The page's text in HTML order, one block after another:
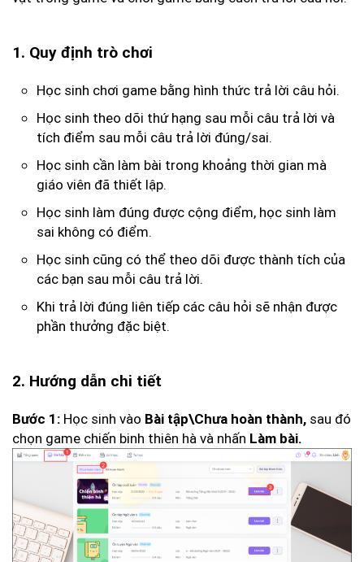
1. Quy định trò chơi
Học sinh chơi game bằng hình thức trả lời câu hỏi.
Học sinh theo dõi thứ hạng sau mỗi câu trả lời và
tích điểm sau mỗi câu trả lời đúng/sai.
Học sinh cần làm bài trong khoảng thời gian mà
giáo viên đã thiết lập.
Học sinh làm đúng được cộng điểm, học sinh làm
sai không có điểm.
Học sinh cũng có thể theo dõi được thành tích của
các bạn sau mỗi câu trả lời.
Khi trả lời đúng liên tiếp các câu hỏi sẽ nhận được
phần thưởng đặc biệt.
2. Hướng dẫn chi tiết
Bước 1: Học sinh vào Bài tập\Chưa hoàn thành, sau đó
chọn game chiến binh thiên hà và nhấn Làm bài.